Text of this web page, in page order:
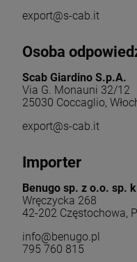
export@s-cab.it
Osoba
Scab Giardino S.p.A.
Via G. Monauni 32/12
25030 Coccaglio,
export@s-cab.it
Importer
Benugo sp. z o.o. sp.
Wręczycka 268
42-202 Częstochowa,
info@benugo.pl
795 760 815